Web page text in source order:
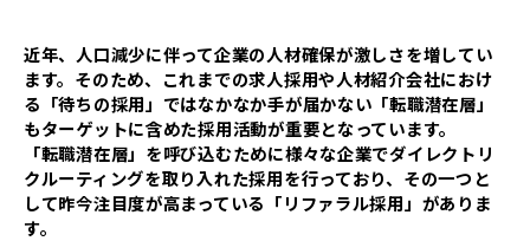
近年、人口減少に伴って企業の人材確保が激しさを増してい
ます。そのため、これまでの求人採用や人材紹介会社におけ
る「待ちの採用」ではなかなか手が届かない「転職潜在層」
もターゲットに含めた採用活動が重要となっています。
「転職潜在層」を呼び込むために様々な企業でダイレクトリ
クルーティングを取り入れた採用を行っており、その一つと
して昨今注目度が高まっている「リファラル採用」がありま
す。